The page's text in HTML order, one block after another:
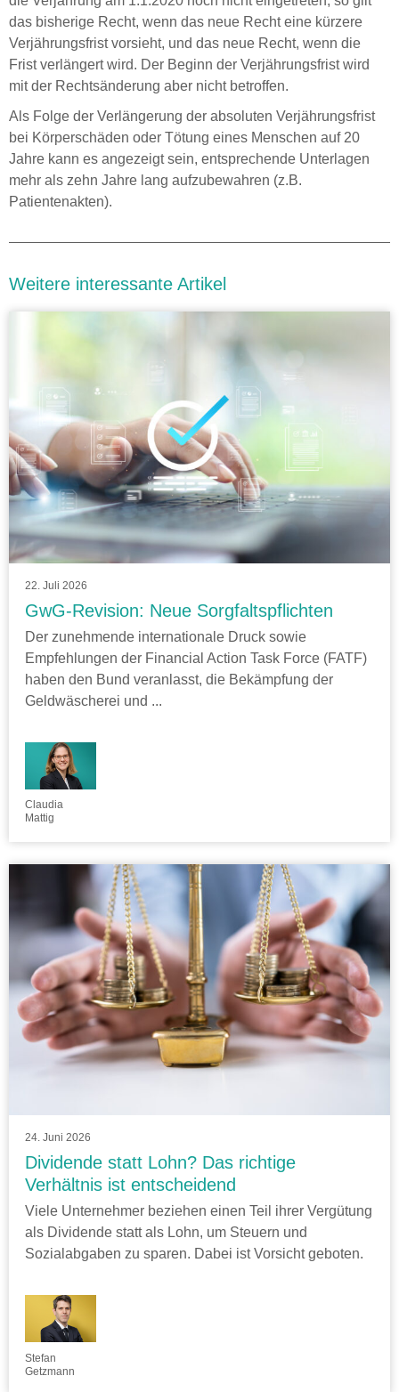
das bisherige Recht, wenn das neue Recht eine kürzere
Verjährungsfrist vorsieht, und das neue Recht, wenn die
Frist verlängert wird. Der Beginn der Verjährungsfrist wird
mit der Rechtsänderung aber nicht betroffen.
Als Folge der Verlängerung der absoluten Verjährungsfrist
bei Körperschäden oder Tötung eines Menschen auf 20
Jahre kann es angezeigt sein, entsprechende Unterlagen
mehr als zehn Jahre lang aufzubewahren (z.B.
Patientenakten).
Weitere interessante Artikel
22. Juli 2026
GwG-Revision: Neue Sorgfaltspflichten
Der zunehmende internationale Druck sowie
Empfehlungen der Financial Action Task Force (FATF)
haben den Bund veranlasst, die Bekämpfung der
Geldwäscherei und ...
Claudia
Mattig
24. Juni 2026
Dividende statt Lohn? Das richtige
Verhältnis ist entscheidend
Viele Unternehmer beziehen einen Teil ihrer Vergütung
als Dividende statt als Lohn, um Steuern und
Sozialabgaben zu sparen. Dabei ist Vorsicht geboten.
Stefan
Getzmann